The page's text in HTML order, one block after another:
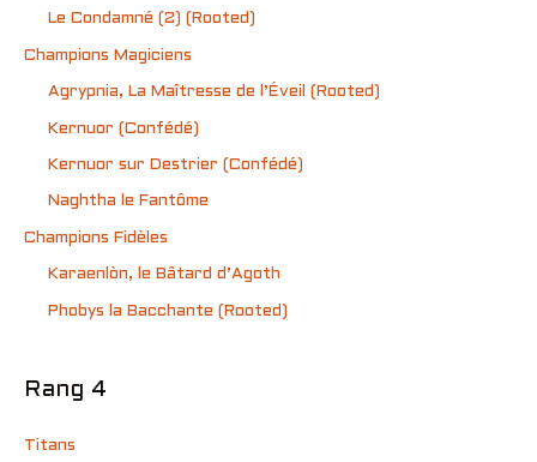
Le Condamné (2) (Rooted)
Champions Magiciens
Agrypnia, La Maîtresse de l’Éveil (Rooted)
Kernuor (Confédé)
Kernuor sur Destrier (Confédé)
Naghtha le Fantôme
Champions Fidèles
Karaenlòn, le Bâtard d’Agoth
Phobys la Bacchante (Rooted)
Rang 4
Titans